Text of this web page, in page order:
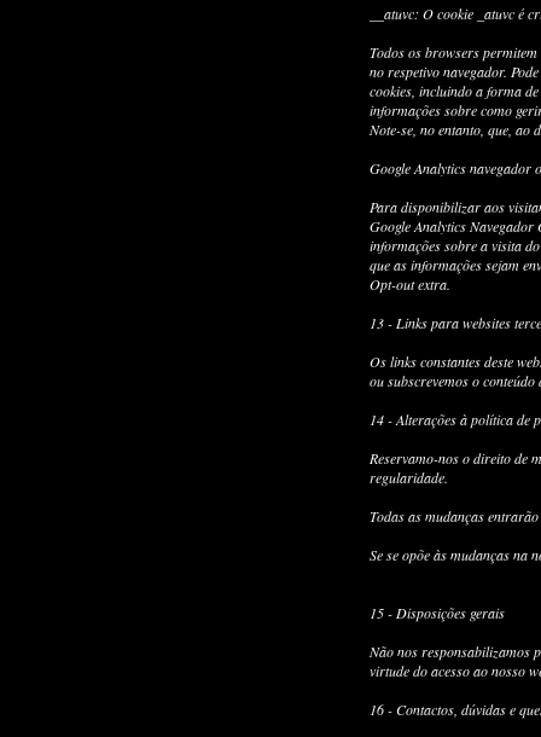
__atuvc: O cookie _atuvc é
Todos os browsers
no respetivo navegador.
cookies, incluindo a forma
informações sobre como
Note-se, no entanto, que, ao
Google Analytics navegador
Para disponibilizar aos
Google Analytics
informações sobre a visita
que as informações sejam
Opt-out extra.
13 - Links para websites
Os links constantes deste
ou subscrevemos o
14 - Alterações à política de
Reservamo-nos o direito de
regularidade.
Todas as mudanças
Se se opõe às mudanças na
15 - Disposições gerais
Não nos responsabilizamos
virtude do acesso ao nosso
16 - Contactos, dúvidas e